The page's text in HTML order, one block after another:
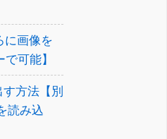
に画像を
可能】
方法【別
読み込